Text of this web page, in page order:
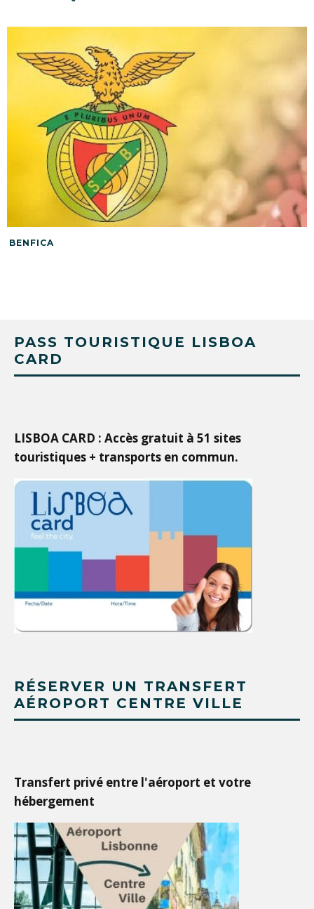
BENFICA
PASS TOURISTIQUE LISBOA
CARD
LISBOA CARD : Accès gratuit à 51 sites
touristiques + transports en commun.
RÉSERVER UN TRANSFERT
AÉROPORT CENTRE VILLE
Transfert privé entre l'aéroport et votre
hébergement